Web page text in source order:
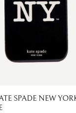
SPADE NEW